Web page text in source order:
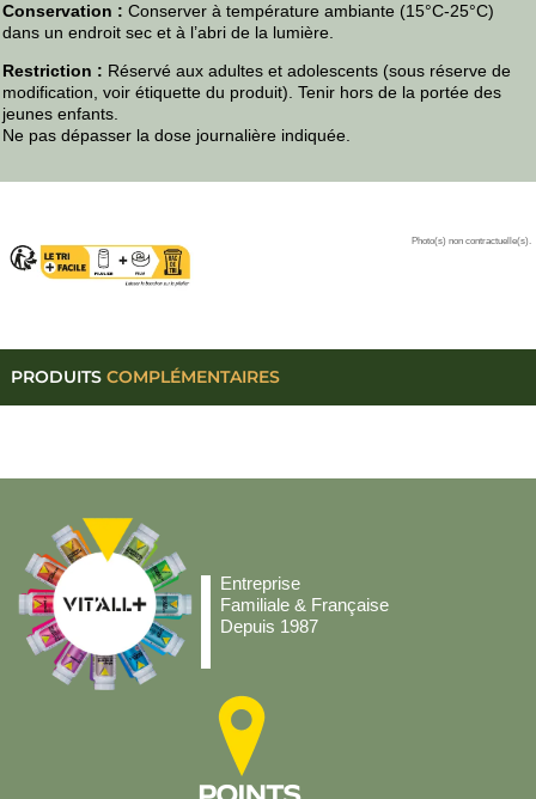
Conservation : Conserver à température ambiante (15°C-25°C)
dans un endroit sec et à l’abri de la lumière.
Restriction : Réservé aux adultes et adolescents (sous réserve de
modification, voir étiquette du produit). Tenir hors de la portée des
jeunes enfants.
Ne pas dépasser la dose journalière indiquée.
Photo(s) non contractuelle(s).
PRODUITS COMPLÉMENTAIRES
Entreprise
Familiale & Française
Depuis 1987